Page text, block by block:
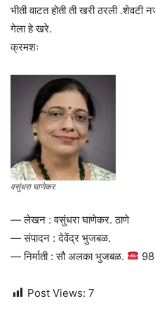
भीती वाटत होती ती खरी ठरली .शेवटी
गेला हे खरे.
क्रमशः
वसुंधरा घाणेकर
— लेखन : वसुंधरा घाणेकर. ठाणे
— संपादन : देवेंद्र भुजबळ.
— निर्माती : सौ अलका भुजबळ.
Post Views: 7